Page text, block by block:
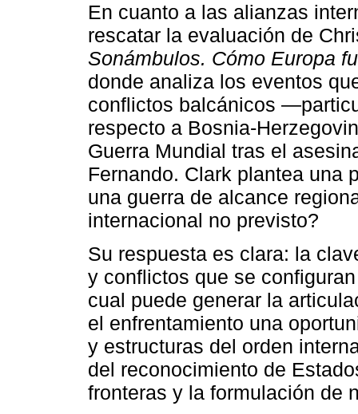
En cuanto a las alianzas
rescatar la evaluación de
Sonámbulos. Cómo Europa
donde analiza los eventos
conflictos balcánicos
respecto a Bosnia-
Guerra Mundial tras el
Fernando. Clark plantea una
una guerra de alcance
internacional no previsto?
Su respuesta es clara: la
y conflictos que se
cual puede generar la
el enfrentamiento una
y estructuras del orden
del reconocimiento de
fronteras y la formulación de